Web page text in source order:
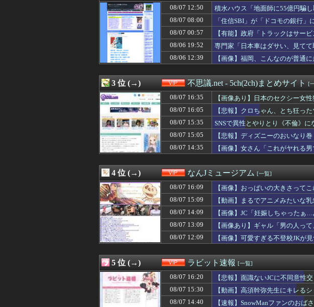
08/07 15:33
ワイ童貞くん、飲み屋で知り合ったばかりの
08/07 15:33
【画像】杉原杏璃とかいうエチエチ投資家
08/07 15:30
【動画】高須幹弥先生にキレるショートスリ
08/07 15:25
【愕然】パチ屋で負けてる女に「1万でどやw
08/07 15:20
【悲報】ディズニーとUSJ、JKのダンス会場に
08/07 15:15
保健師「まずは社食で大盛り頼むのを辞めて
08/07 15:15
デリヘルでオキニに毎回チップ10000渡してる
08/07 15:12
国「みんな、マイナ保険証に慣れてきたー？」
08/07 15:10
【速報】北海道江別大学生殺人事件、主犯格の
08/07 15:09
【画像】ドイツの『ナチス時代の国会』がガ
08/07 15:09
【動画】まるでアニメみたいな乳袋の女子高
08/07 15:09
【画像】本田望結ちゃん、お胸スゴすぎｗｗｗ
08/07 15:09
【佐賀】「神社に外国人が住み着いている」
08/07 15:05
【悲報】ディズニーのおいなり巻（600円）、
08/07 15:03
【速報】デジモンが過去最高益。2000年のア
08/07 15:03
【画像】稲村亜美さん
08/07 14:39
奈須きのこ「個人的にもぽち先生の『姉なる
08/07 14:35
【画像】女さん「これがヤれる男ですｗｗｗ
08/07 14:34
女さん「丁度いいマッチョが好き」←これｗｗ
08/07 14:33
【ｼｺ画像】女さん、風呂でお◯ぱいを浮かせ
08/07 14:33
バイト先の元ヤン「ギャハハハハ(品のない笑
08/07 14:31
【復讐】絶対に「植えてはいけない植物」を
08/07 14:30
「片親の女だけはやめとけ」という風潮、広ま
08/07 14:30
【悲報】吉岡里帆さん、アドリブで相手役の
08/07 14:25
俺「ママッ！ママァッ！」ﾊﾟﾝﾊﾟﾝ 風俗嬢「お
08/07 14:18
【衝撃】Z新入社員、意地でも9月の社員旅行
08/07 14:15
ペットロスワイ、寂しさに耐えかねて猫カフェ
08/07 14:09
【事件】「声が出るようになるツボがある」女
08/07 14:09
【画像】iPhoneSE、女子高生を追い詰めてし
08/07 14:09
【画像】JC「妊娠しちゃったぁ…あたしまだ
08/07 14:06
【動画】デブの喧嘩 ガチでヤバい……
08/07 12:50
積水ハウス「地面師に55億円騙
08/07 08:00
「住信SBI」が「ドコモの銀行
08/07 00:57
【有能】政府「トラックはサー
08/06 19:52
専門家「日本車はダサい、見てて
08/06 12:39
【画像】福岡、こんなのが普通
3 位 (→) 不思議.net - 5ch(2ch)まとめサイト [
08/07 16:35
【画像あり】日本のセクシー女
08/07 16:05
【悲報】クロちゃん、とち狂っ
08/07 15:35
SNSで異性とやりとり《不倫》
08/07 15:05
【悲報】ディズニーのおいなり
08/07 14:35
【画像】女さん「これがヤれる
4 位 (→) なんJミュージアム [一覧]
08/07 16:09
【画像】おっぱいの大きさって
08/07 15:09
【動画】まるでアニメみたいな
08/07 14:09
【画像】JC「妊娠しちゃったぁ
08/07 13:09
【画像あり】ギャル「男の人っ
08/07 12:09
【画像】可愛すぎる不登校JKが
5 位 (→) ラビット速報 [一覧]
08/07 16:20
【悲報】面識ないJCに不同意
08/07 15:30
【動画】高須幹弥先生にキレる
08/07 14:40
【速報】SnowManファンのおば